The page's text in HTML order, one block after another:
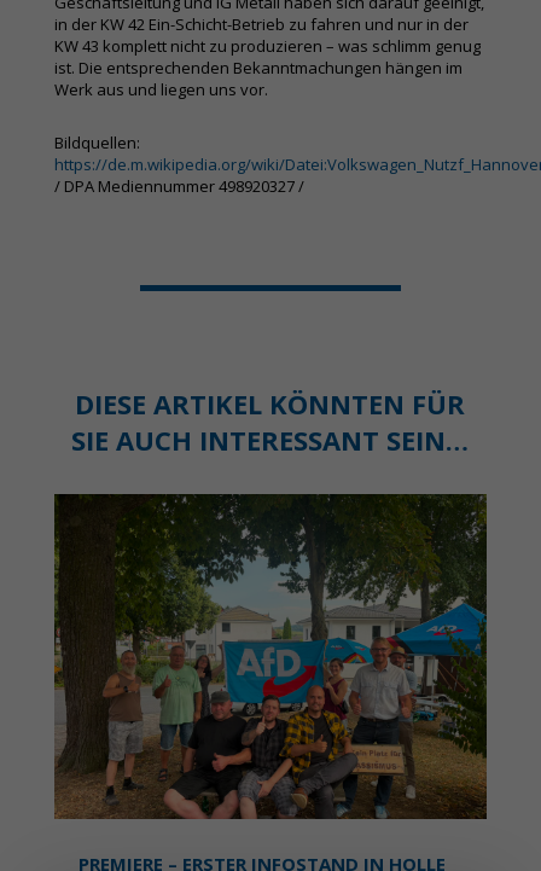
in der KW 42 Ein-Schicht-Betrieb zu fahren und nur in der
KW 43 komplett nicht zu produzieren – was schlimm genug
ist. Die entsprechenden Bekanntmachungen hängen im
Werk aus und liegen uns vor.
Bildquellen:
https://de.m.wikipedia.org/wiki/
/ DPA Mediennummer 498920327 /
DIESE ARTIKEL KÖNNTEN FÜR
SIE AUCH INTERESSANT SEIN…
PREMIERE – ERSTER INFOSTAND IN HOLLE